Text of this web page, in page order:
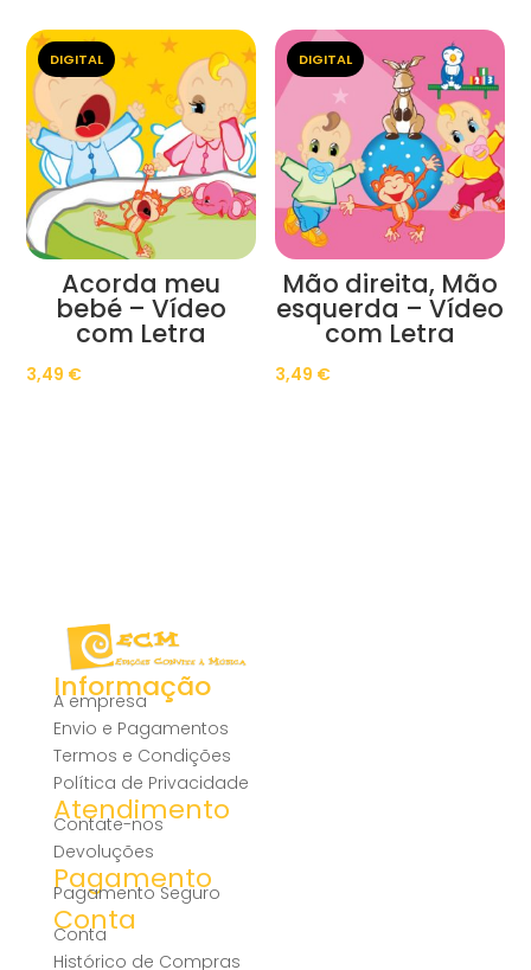
DIGITAL
Acorda meu
bebé – Vídeo
com Letra
3,49 €
DIGITAL
Mão direita, Mão
esquerda – Vídeo
com Letra
3,49 €
Informação
A empresa
Envio e Pagamentos
Termos e Condições
Política de Privacidade
Atendimento
Contate-nos
Devoluções
Pagamento
Pagamento Seguro
Conta
Conta
Histórico de Compras